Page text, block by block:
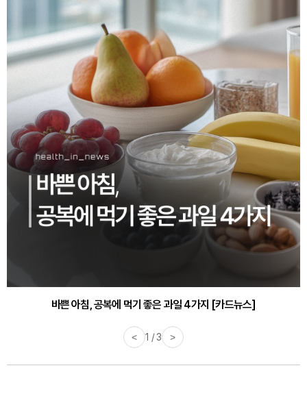
바쁜 아침, 공복에 먹기 좋은 과일 4가지 [카드뉴스]
< 1 / 3 >